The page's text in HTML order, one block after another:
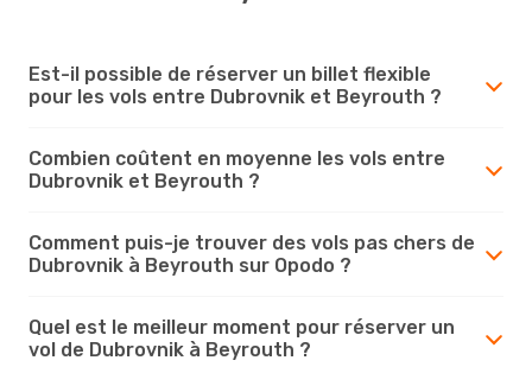
Est-il possible de réserver un billet flexible
pour les vols entre Dubrovnik et Beyrouth ?
Combien coûtent en moyenne les vols entre
Dubrovnik et Beyrouth ?
Comment puis-je trouver des vols pas chers de
Dubrovnik à Beyrouth sur Opodo ?
Quel est le meilleur moment pour réserver un
vol de Dubrovnik à Beyrouth ?